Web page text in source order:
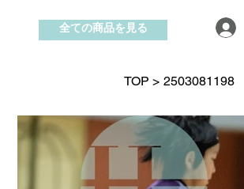
全ての商品を見る
TOP > 2503081198